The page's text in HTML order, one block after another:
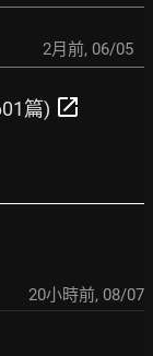
2月前, 06/05
篇) open_in_new
20小時前, 08/07